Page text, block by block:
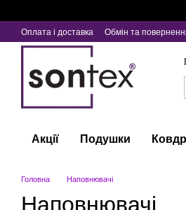
Оплата і доставка Обмін та
Акції Подушки
Головна Наповнювачі
Наповнювачі